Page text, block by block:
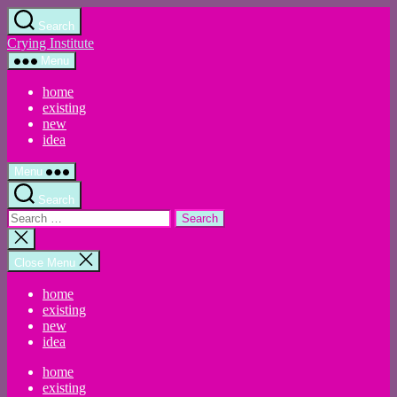
Skip
to
the
content
Search
Crying Institute
Menu
home
existing
new
idea
Menu
Search
Search
for:
Close
search
Close Menu
home
existing
new
idea
home
existing